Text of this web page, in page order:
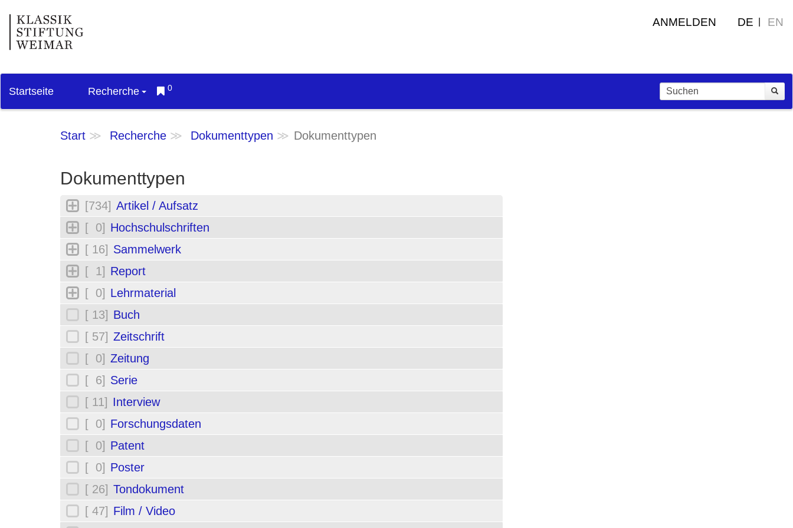
ANMELDEN DE EN
Startseite Recherche 0
Start Recherche Dokumenttypen Dokumenttypen
Dokumenttypen
[734] Artikel / Aufsatz
[ 0] Hochschulschriften
[ 16] Sammelwerk
[ 1] Report
[ 0] Lehrmaterial
[ 13] Buch
[ 57] Zeitschrift
[ 0] Zeitung
[ 6] Serie
[ 11] Interview
[ 0] Forschungsdaten
[ 0] Patent
[ 0] Poster
[ 26] Tondokument
[ 47] Film / Video